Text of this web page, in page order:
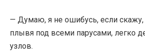
— Думаю, я не ошибусь, если скажу,
плывя под всеми парусами, легко
узлов.